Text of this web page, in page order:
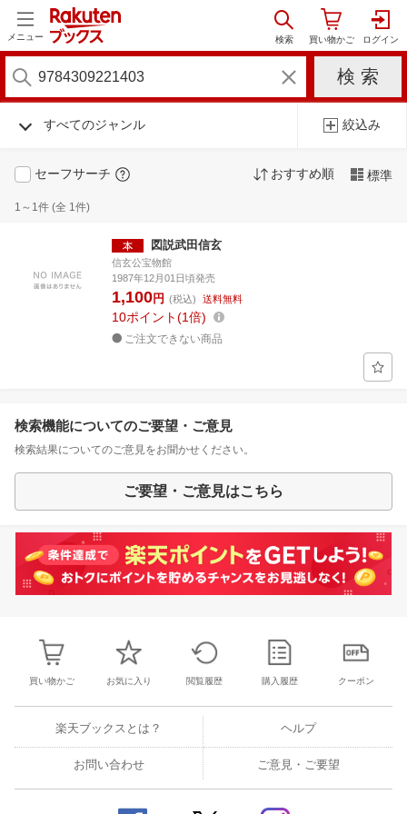
メニュー
すべてのジャンル 絞込み
セーフサーチ おすすめ順 標準
1～1件 (全 1件)
図説武田信玄
信玄公宝物館
1987年12月01日頃発売
1,100円 (税込) 送料無料
10ポイント 1倍
ご注文できない商品
検索機能についてのご要望・ご意見
検索結果についてのご意見をお聞かせください。
ご要望・ご意見はこちら
買い物かご お気に入り 閲覧履歴 購入履歴 クーポン
楽天ブックスとは？ ヘルプ
お問い合わせ ご意見・ご要望